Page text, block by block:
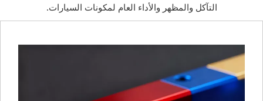
التآكل والمظهر والأداء العام لمكونات السيارات.